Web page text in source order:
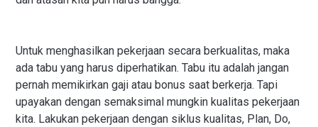
Untuk menghasilkan pekerjaan secara berkualitas, maka
ada tabu yang harus diperhatikan. Tabu itu adalah jangan
pernah memikirkan gaji atau bonus saat berkerja. Tapi
upayakan dengan semaksimal mungkin kualitas pekerjaan
kita. Lakukan pekerjaan dengan siklus kualitas, Plan, Do,